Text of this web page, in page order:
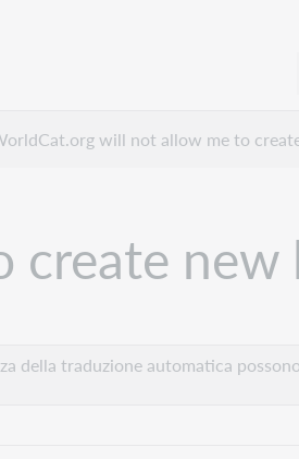
will not allow me to
new
della traduzione automatica